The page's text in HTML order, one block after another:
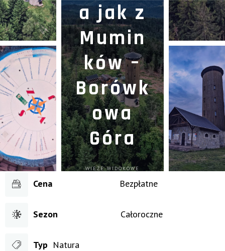
a jak z
Mumin
ków –
Borówk
owa
Góra
WIEŻE WIDOKOWE
Cena Bezpłatne
Sezon Całoroczne
Typ Natura